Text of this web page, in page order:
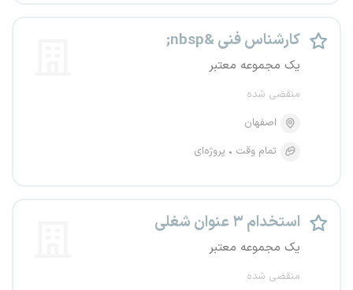
کارشناس فنی &nbsp;
یک مجموعه معتبر
منقضی شده
اصفهان
تمام وقت
پروژه‌ای
استخدام ۳ عنوان شغلی
یک مجموعه معتبر
منقضی شده